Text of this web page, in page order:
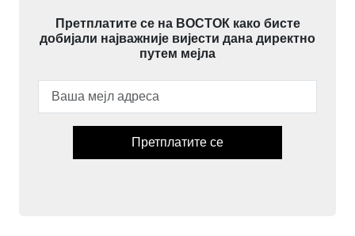
Претплатите се на ВОСТОК како бисте
добијали најважније вијести дана директно
путем мејла
Претплатите се